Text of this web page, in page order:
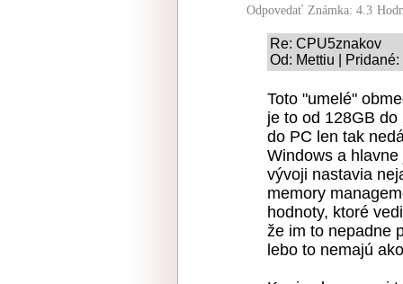
Odpovedať Známka: 4.3
Re: CPU5znakov
Od: Mettiu |
Toto "umelé"
je to od 128GB
do PC len tak
Windows a
vývoji nastavia
memory
hodnoty, ktoré
že im to nepadne
lebo to nemajú